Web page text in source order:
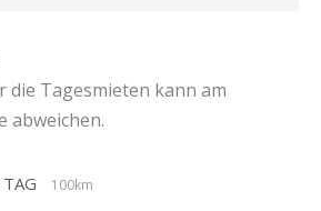
die Tagesmieten kann am
abweichen.
100km